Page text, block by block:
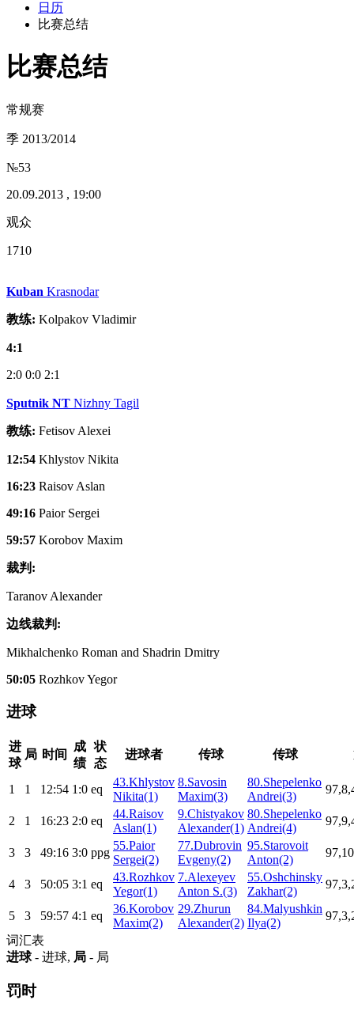
日历
比赛总结
比赛总结
常规赛
季 2013/2014
№53
20.09.2013 , 19:00
观众
1710
Kuban Krasnodar
教练: Kolpakov Vladimir
4:1
2:0 0:0 2:1
Sputnik NT Nizhny Tagil
教练: Fetisov Alexei
12:54 Khlystov Nikita
16:23 Raisov Aslan
49:16 Paior Sergei
59:57 Korobov Maxim
裁判:
Taranov Alexander
边线裁判:
Mikhalchenko Roman and Shadrin Dmitry
50:05 Rozhkov Yegor
进球
进
球
局 时间
成
绩
状
态
进球者 传球 传球
1 1 12:54 1:0 eq
43.Khlystov
Nikita(1)
8.Savosin
Maxim(3)
80.Shepelenko
Andrei(3)
2 1 16:23 2:0 eq
44.Raisov
Aslan(1)
9.Chistyakov
Alexander(1)
80.Shepelenko
Andrei(4)
3 3 49:16 3:0 ppg
55.Paior
Sergei(2)
77.Dubrovin
Evgeny(2)
95.Starovoit
Anton(2)
4 3 50:05 3:1 eq
43.Rozhkov
Yegor(1)
7.Alexeyev
Anton S.(3)
55.Oshchinsky
Zakhar(2)
5 3 59:57 4:1 eq
36.Korobov
Maxim(2)
29.Zhurun
Alexander(2)
84.Malyushkin
Ilya(2)
词汇表
进球- 进球, 局 - 局
罚时